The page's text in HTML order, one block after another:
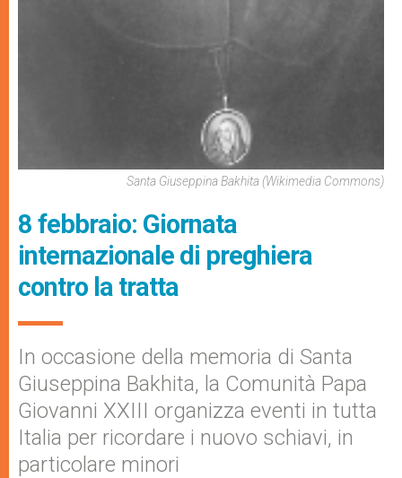
Santa Giuseppina Bakhita (Wikimedia Commons)
8 febbraio: Giornata
internazionale di preghiera
contro la tratta
In occasione della memoria di Santa
Giuseppina Bakhita, la Comunità Papa
Giovanni XXIII organizza eventi in tutta
Italia per ricordare i nuovo schiavi, in
particolare minori